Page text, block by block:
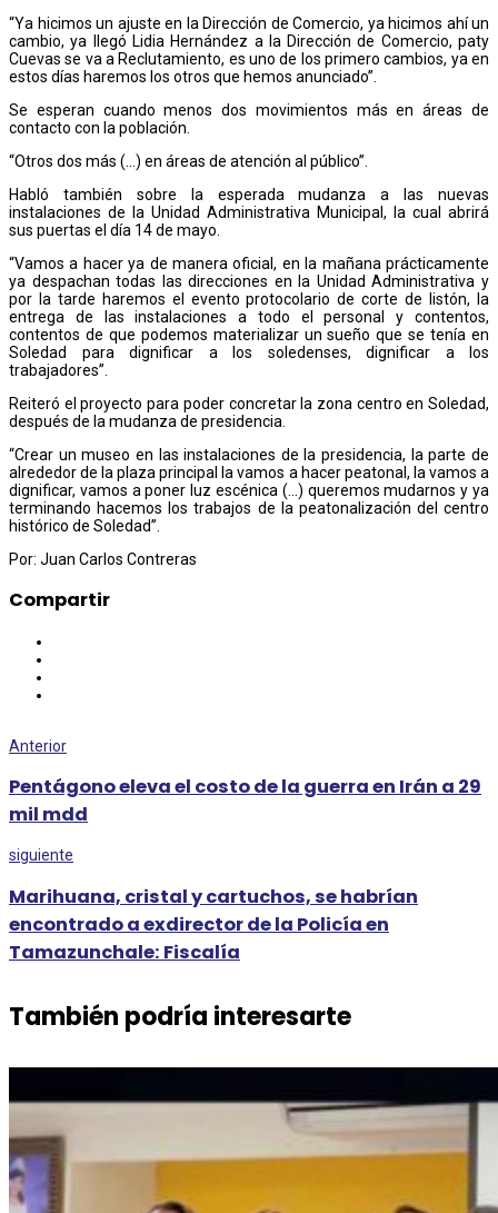
“Ya hicimos un ajuste en la Dirección de Comercio, ya hicimos ahí un
cambio, ya llegó Lidia Hernández a la Dirección de Comercio, paty
Cuevas se va a Reclutamiento, es uno de los primero cambios, ya en
estos días haremos los otros que hemos anunciado”.
Se esperan cuando menos dos movimientos más en áreas de
contacto con la población.
“Otros dos más (…) en áreas de atención al público”.
Habló también sobre la esperada mudanza a las nuevas
instalaciones de la Unidad Administrativa Municipal, la cual abrirá
sus puertas el día 14 de mayo.
“Vamos a hacer ya de manera oficial, en la mañana prácticamente
ya despachan todas las direcciones en la Unidad Administrativa y
por la tarde haremos el evento protocolario de corte de listón, la
entrega de las instalaciones a todo el personal y contentos,
contentos de que podemos materializar un sueño que se tenía en
Soledad para dignificar a los soledenses, dignificar a los
trabajadores”.
Reiteró el proyecto para poder concretar la zona centro en Soledad,
después de la mudanza de presidencia.
“Crear un museo en las instalaciones de la presidencia, la parte de
alrededor de la plaza principal la vamos a hacer peatonal, la vamos a
dignificar, vamos a poner luz escénica (…) queremos mudarnos y ya
terminando hacemos los trabajos de la peatonalización del centro
histórico de Soledad”.
Por: Juan Carlos Contreras
Compartir
Anterior
Pentágono eleva el costo de la guerra en Irán a 29
mil mdd
siguiente
Marihuana, cristal y cartuchos, se habrían
encontrado a exdirector de la Policía en
Tamazunchale: Fiscalía
También podría interesarte